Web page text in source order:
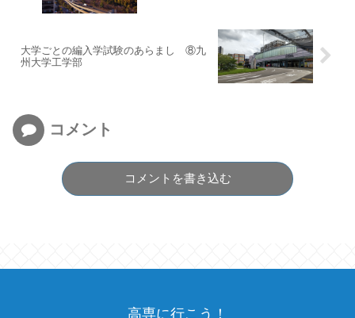
大学ごとの編入学試験のあらまし ⑧九
州大学工学部
コメント
コメントを書き込む
高専に行こう！